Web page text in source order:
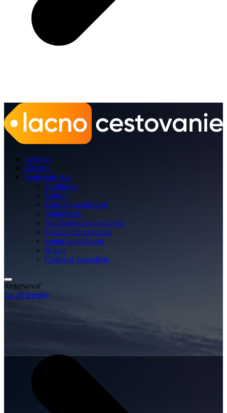
Letenky
Zájazdy
Sprievodcovia
Destinácie
Letisko
Letecké spoločnosti
Spoločnosti
Autobusoví dopravcovia
Vlakoví dopravcovia
Lodné spoločnosti
Hotely
Cestovné kancelárie
Rezervovať
Lacné letenky